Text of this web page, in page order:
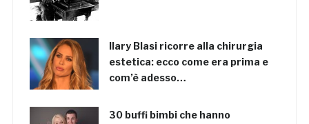
Ilary Blasi ricorre alla chirurgia
estetica: ecco come era prima e
com’è adesso…
30 buffi bimbi che hanno